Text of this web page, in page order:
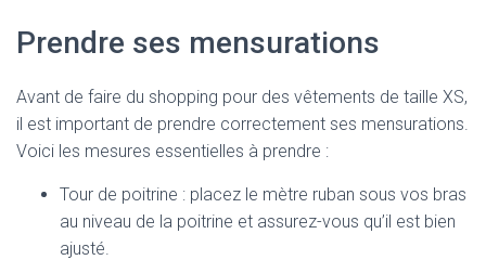
Prendre ses mensurations
Avant de faire du shopping pour des vêtements de taille XS,
il est important de prendre correctement ses mensurations.
Voici les mesures essentielles à prendre :
Tour de poitrine : placez le mètre ruban sous vos bras
au niveau de la poitrine et assurez-vous qu’il est bien
ajusté.